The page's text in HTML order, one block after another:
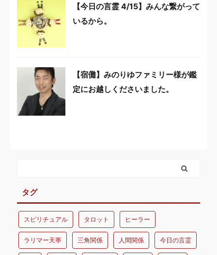
【今日の言霊 4/15】みんな繋がって
いるから。
【宿儺】みのりゆファミリー様が鑑
定にお越しくださいました。
タグ
スピリチュアル タロット ヒーラー
ラリマー天寧 三角関係 人間関係 今日の言霊